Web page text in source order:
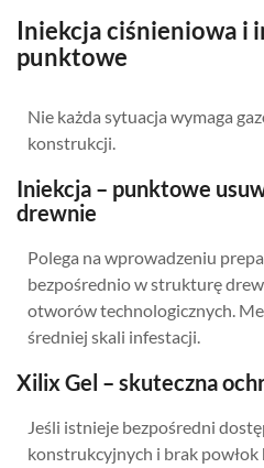
Iniekcja ciśnieniowa i
punktowe
Nie każda sytuacja wymaga
konstrukcji.
Iniekcja – punktowe
drewnie
Polega na wprowadzeniu
bezpośrednio w strukturę
otworów technologicznych.
średniej skali infestacji.
Xilix Gel – skuteczna
Jeśli istnieje bezpośredni
konstrukcyjnych i brak